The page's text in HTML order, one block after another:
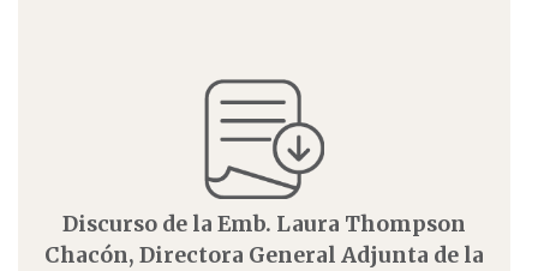
Discurso de la Emb. Laura Thompson
Chacón, Directora General Adjunta de la